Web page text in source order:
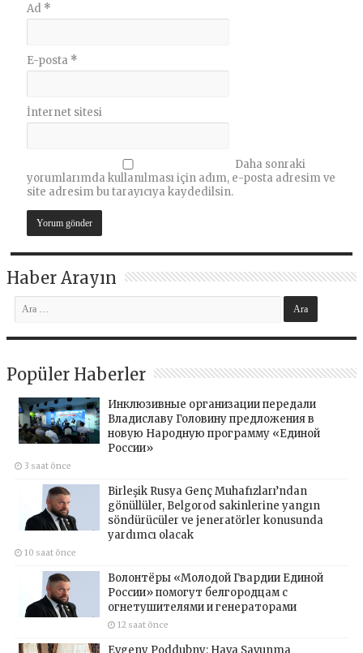
Ad *
E-posta *
İnternet sitesi
Daha sonraki
yorumlarımda kullanılması için adım, e-posta adresim ve
site adresim bu tarayıcıya kaydedilsin.
Haber Arayın
Popüler Haberler
Инклюзивные организации передали
Владиславу Головину предложения в
новую Народную программу «Единой
России»
3 saat önce
Birleşik Rusya Genç Muhafızları’ndan
gönüllüler, Belgorod sakinlerine yangın
söndürücüler ve jeneratörler konusunda
yardımcı olacak
10 saat önce
Волонтёры «Молодой Гвардии Единой
России» помогут белгородцам с
огнетушителями и генераторами
12 saat önce